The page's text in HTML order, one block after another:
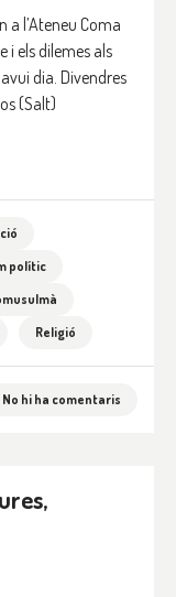
l’Ateneu Coma
i els dilemes als
dia. Divendres
(Salt)
polític
Religió
No hi ha comentaris